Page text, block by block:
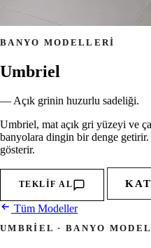
BANYO MODELLERI
Umbriel
— Açık grinin huzurlu sadeliği.
Umbriel, mat açık gri yüzeyi ve
banyolara dingin bir denge
gösterir.
TEKLIF AL
Tüm Modeller
UMBRIEL · BANYO